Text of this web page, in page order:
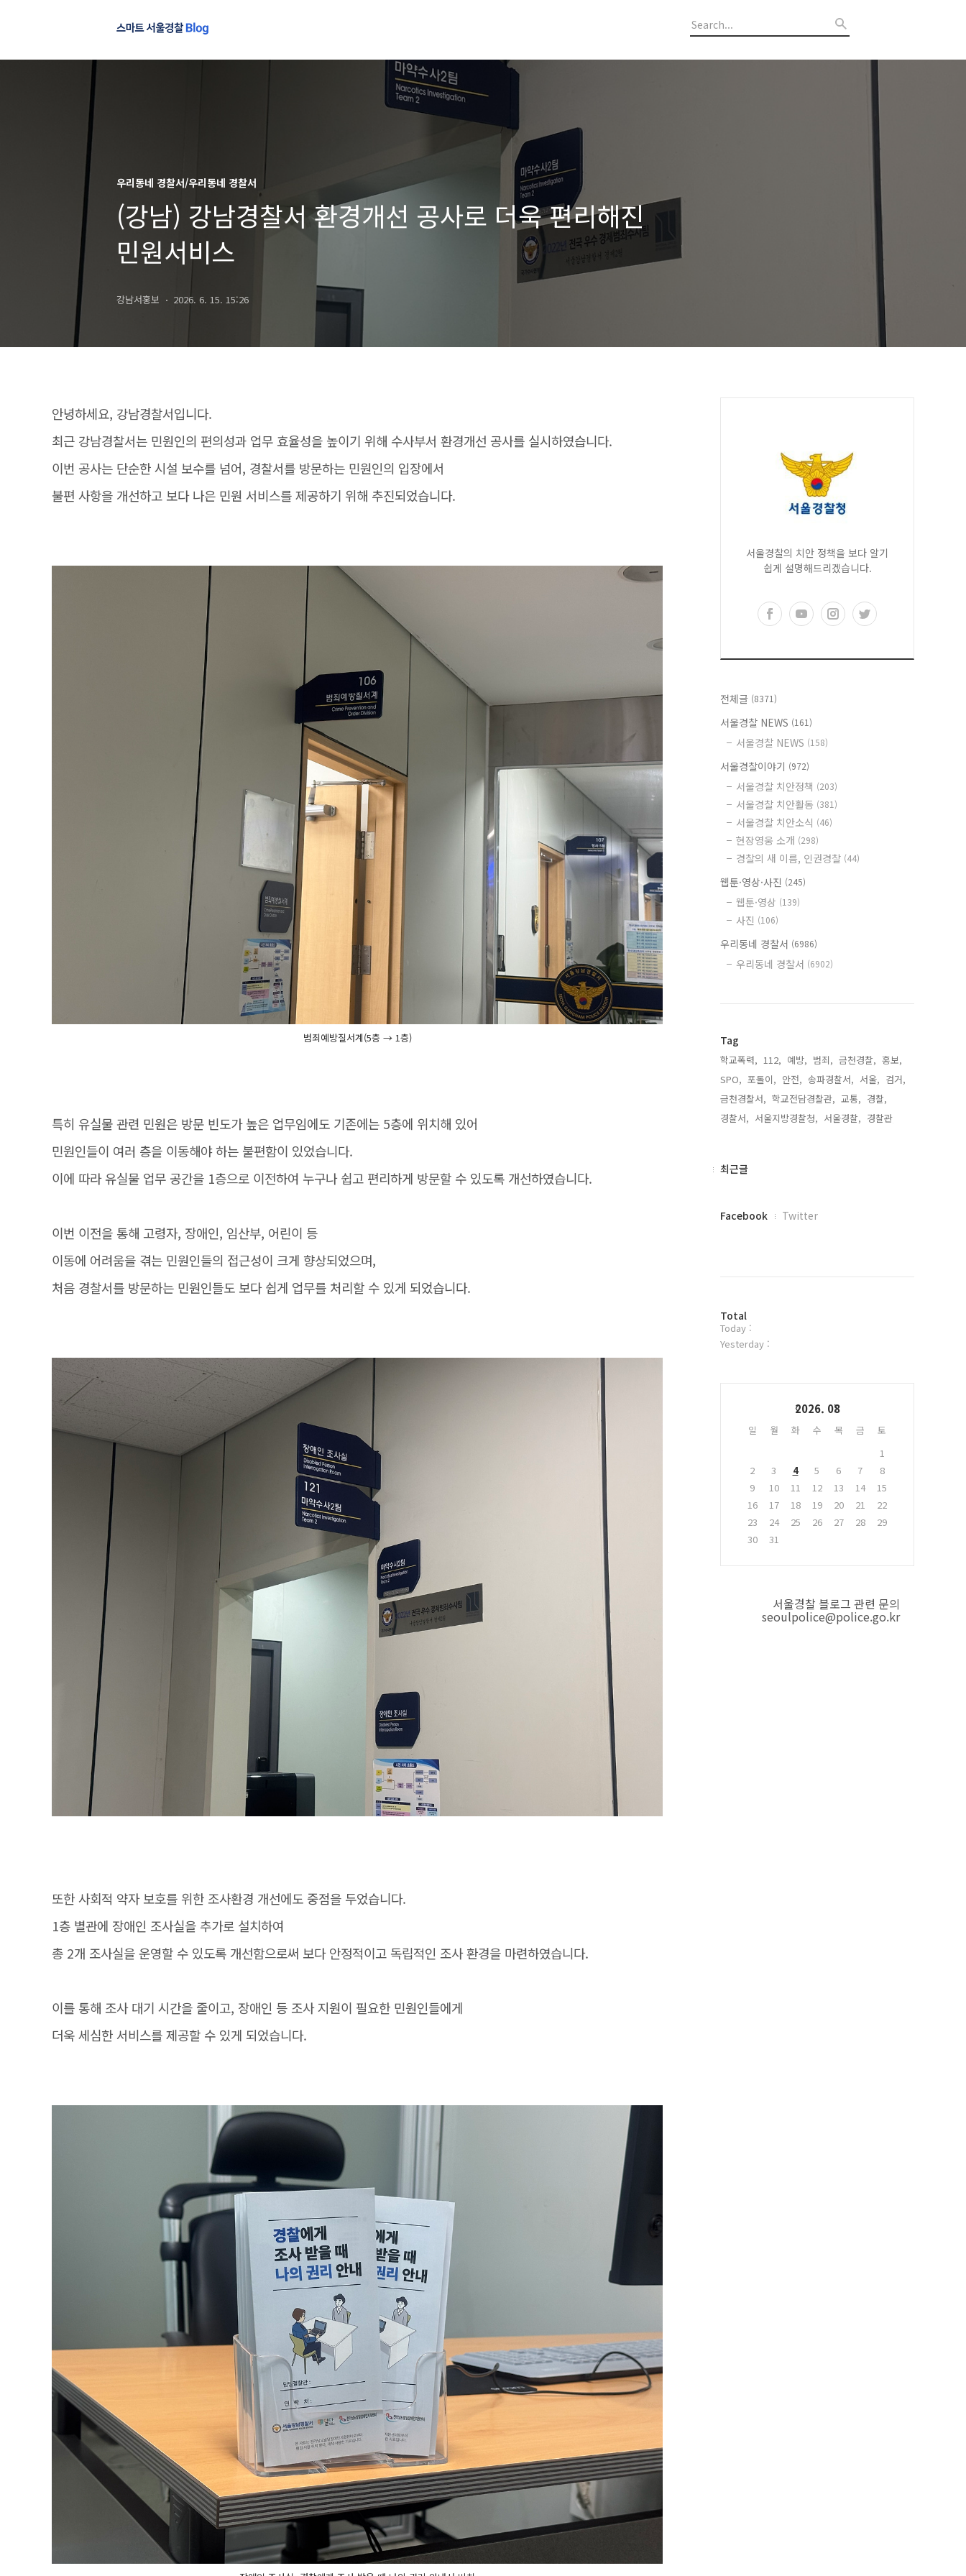
우리동네 경찰서/우리동네 경찰서
(강남) 강남경찰서 환경개선 공사로 더욱 편리해진
민원서비스
강남서홍보 2026. 6. 15. 15:26
안녕하세요, 강남경찰서입니다.
최근 강남경찰서는 민원인의 편의성과 업무 효율성을 높이기 위해 수사부서 환경개선 공사를 실시하였습니다.
이번 공사는 단순한 시설 보수를 넘어, 경찰서를 방문하는 민원인의 입장에서
불편 사항을 개선하고 보다 나은 민원 서비스를 제공하기 위해 추진되었습니다.
범죄예방질서계(5층 → 1층)
특히 유실물 관련 민원은 방문 빈도가 높은 업무임에도 기존에는 5층에 위치해 있어
민원인들이 여러 층을 이동해야 하는 불편함이 있었습니다.
이에 따라 유실물 업무 공간을 1층으로 이전하여 누구나 쉽고 편리하게 방문할 수 있도록 개선하였습니다.
이번 이전을 통해 고령자, 장애인, 임산부, 어린이 등
이동에 어려움을 겪는 민원인들의 접근성이 크게 향상되었으며,
처음 경찰서를 방문하는 민원인들도 보다 쉽게 업무를 처리할 수 있게 되었습니다.
또한 사회적 약자 보호를 위한 조사환경 개선에도 중점을 두었습니다.
1층 별관에 장애인 조사실을 추가로 설치하여
총 2개 조사실을 운영할 수 있도록 개선함으로써 보다 안정적이고 독립적인 조사 환경을 마련하였습니다.
이를 통해 조사 대기 시간을 줄이고, 장애인 등 조사 지원이 필요한 민원인들에게
더욱 세심한 서비스를 제공할 수 있게 되었습니다.
서울경찰의 치안 정책을 보다 알기
쉽게 설명해드리겠습니다.
전체글 (8371)
서울경찰 NEWS (161)
서울경찰 NEWS (158)
서울경찰이야기 (972)
서울경찰 치안정책 (203)
서울경찰 치안활동 (381)
서울경찰 치안소식 (46)
현장영웅 소개 (298)
경찰의 새 이름, 인권경찰 (44)
웹툰·영상·사진 (245)
웹툰·영상 (139)
사진 (106)
우리동네 경찰서 (6986)
우리동네 경찰서 (6902)
Tag
학교폭력, 112, 예방, 범죄, 금천경찰, 홍보,
SPO, 포돌이, 안전, 송파경찰서, 서울, 검거,
금천경찰서, 학교전담경찰관, 교통, 경찰,
경찰서, 서울지방경찰청, 서울경찰, 경찰관,
최
최근글
페
플
러
그
Facebook Twitter
방
문
자
Total
Today :
Yesterday :
2026. 08
일 월 화 수 목 금
토
1
2
3 4 5 6 7
8
9
10 11 12 13 14
15
16
17 18 19 20 21
22
23
24 25 26 27 28
29
30
31
서울경찰 블로그 관련 문의
seoulpolice@police.go.kr